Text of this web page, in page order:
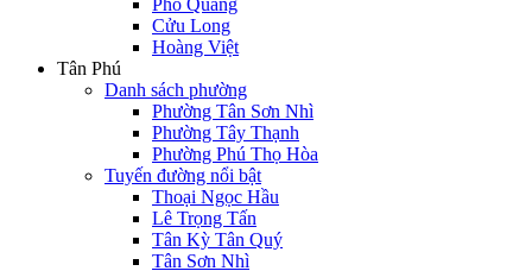
Phổ Quang
Cửu Long
Hoàng Việt
Tân Phú
Danh sách phường
Phường Tân Sơn Nhì
Phường Tây Thạnh
Phường Phú Thọ Hòa
Tuyến đường nổi bật
Thoại Ngọc Hầu
Lê Trọng Tấn
Tân Kỳ Tân Quý
Tân Sơn Nhì